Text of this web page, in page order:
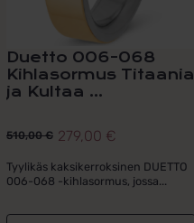
Duetto 006-068
Kihlasormus Titaania
ja Kultaa ...
510,00€
Alkuperäinen
hinta
oli:
510,00 €.
279,00 €
Nykyinen
hinta
on:
279,00 €.
Tyylikäs kaksikerroksinen DUETTO
006-068 -kihlasormus, jossa...